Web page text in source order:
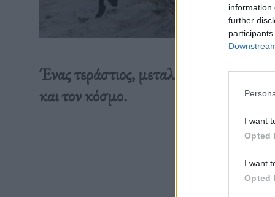
information
further
I want
Opted
I want
Opted
Ένας τεράστιος, μεταλλικός
και τον κόσμο.
Διαβάστε